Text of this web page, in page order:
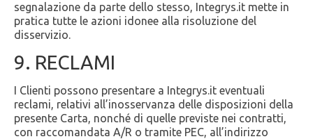
segnalazione da parte dello stesso, Integrys.it mette in
pratica tutte le azioni idonee alla risoluzione del
disservizio.
9. RECLAMI
I Clienti possono presentare a Integrys.it eventuali
reclami, relativi all’inosservanza delle disposizioni della
presente Carta, nonché di quelle previste nei contratti,
con raccomandata A/R o tramite PEC, all’indirizzo